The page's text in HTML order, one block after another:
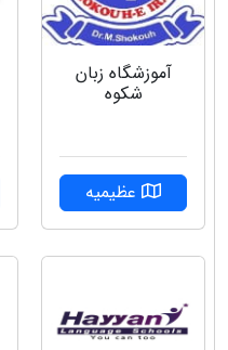
آموزشگاه زبان
شکوه
عظیمیه